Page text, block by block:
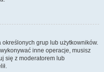
grup lub użytkowników.
inne operacje, musisz
się z moderatorem lub